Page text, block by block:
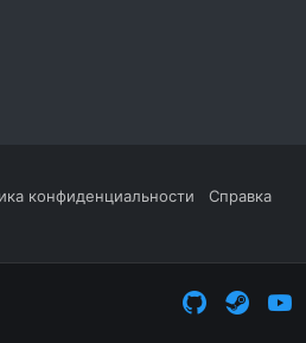
конфиденциальности Справка